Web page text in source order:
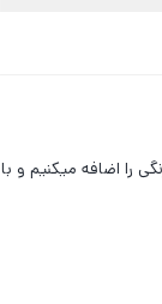
را اضافه میکنیم و با